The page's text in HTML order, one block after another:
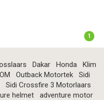
1
Dakar Honda
Klim
OM Outback Motortek
Sidi
Sidi Crossfire 3 Motorlaars
helmet
adventure motor